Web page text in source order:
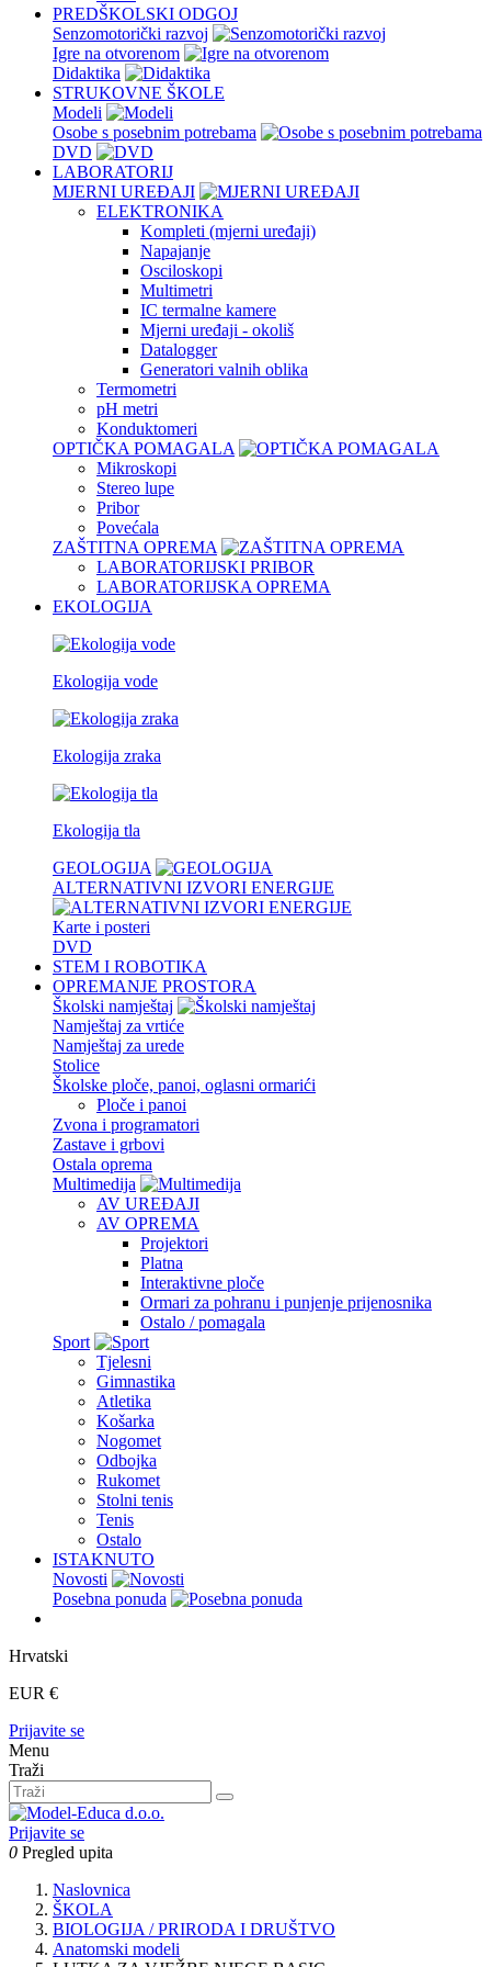
PREDŠKOLSKI ODGOJ
Senzomotorički razvoj
Igre na otvorenom
Didaktika
STRUKOVNE ŠKOLE
Modeli
Osobe s posebnim potrebama
DVD
LABORATORIJ
MJERNI UREĐAJI
ELEKTRONIKA
Kompleti (mjerni uređaji)
Napajanje
Osciloskopi
Multimetri
IC termalne kamere
Mjerni uređaji - okoliš
Datalogger
Generatori valnih oblika
Termometri
pH metri
Konduktomeri
OPTIČKA POMAGALA
Mikroskopi
Stereo lupe
Pribor
Povećala
ZAŠTITNA OPREMA
LABORATORIJSKI PRIBOR
LABORATORIJSKA OPREMA
EKOLOGIJA
Ekologija vode
Ekologija zraka
Ekologija tla
GEOLOGIJA
ALTERNATIVNI IZVORI ENERGIJE
Karte i posteri
DVD
STEM I ROBOTIKA
OPREMANJE PROSTORA
Školski namještaj
Namještaj za vrtiće
Namještaj za urede
Stolice
Školske ploče, panoi, oglasni ormarići
Ploče i panoi
Zvona i programatori
Zastave i grbovi
Ostala oprema
Multimedija
AV UREĐAJI
AV OPREMA
Projektori
Platna
Interaktivne ploče
Ormari za pohranu i punjenje prijenosnika
Ostalo / pomagala
Sport
Tjelesni
Gimnastika
Atletika
Košarka
Nogomet
Odbojka
Rukomet
Stolni tenis
Tenis
Ostalo
ISTAKNUTO
Novosti
Posebna ponuda
Hrvatski
EUR €
Prijavite se
Menu
Traži
Prijavite se
0 Pregled upita
Naslovnica
ŠKOLA
BIOLOGIJA / PRIRODA I DRUŠTVO
Anatomski modeli